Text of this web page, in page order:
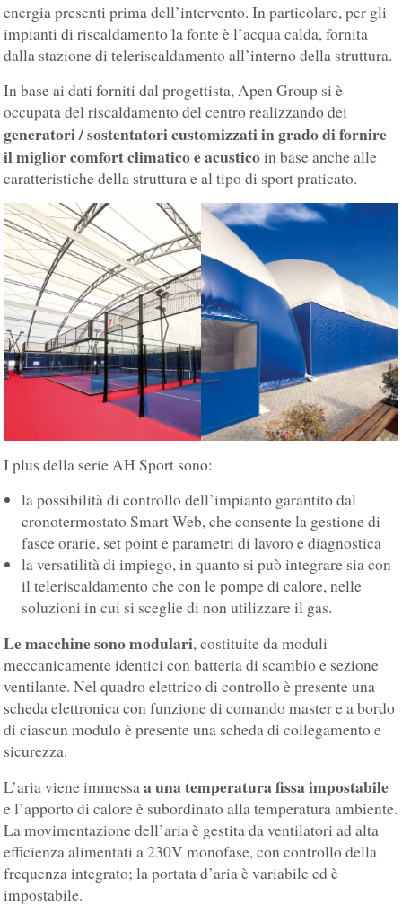
energia presenti prima dell’intervento. In particolare, per gli
impianti di riscaldamento la fonte è l’acqua calda, fornita
dalla stazione di teleriscaldamento all’interno della struttura.
In base ai dati forniti dal progettista, Apen Group si è
occupata del riscaldamento del centro realizzando dei
generatori / sostentatori customizzati in grado di fornire
il miglior comfort climatico e acusticoin base anche alle
caratteristiche della struttura e al tipo di sport praticato.
I plus della serie AH Sport sono:
la possibilità di controllo dell’impianto garantito dal
cronotermostato Smart Web, che consente la gestione di
fasce orarie, set point e parametri di lavoro e diagnostica
la versatilità di impiego, in quanto si può integrare sia con
il teleriscaldamento che con le pompe di calore, nelle
soluzioni in cui si sceglie di non utilizzare il gas.
Le macchine sono modulari, costituite da moduli
meccanicamente identici con batteria di scambio e sezione
ventilante. Nel quadro elettrico di controllo è presente una
scheda elettronica con funzione di comando master e a bordo
di ciascun modulo è presente una scheda di collegamento e
sicurezza.
L’aria viene immessaa una temperatura fissa impostabile
e l’apporto di calore è subordinato alla temperatura ambiente.
La movimentazione dell’aria è gestita da ventilatori ad alta
efficienza alimentati a 230V monofase, con controllo della
frequenza integrato; la portata d’aria è variabile ed è
impostabile.